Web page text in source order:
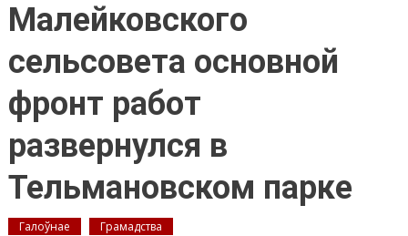
Малейковского
сельсовета основной
фронт работ
развернулся в
Тельмановском парке
Галоўнае Грамадства